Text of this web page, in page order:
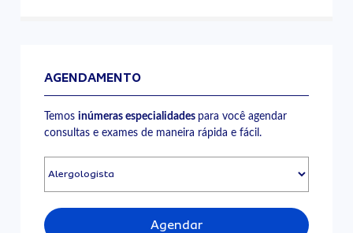
AGENDAMENTO
Temosinúmeras especialidades para você agendar
consultas e exames de maneira rápida e fácil.
Agendar